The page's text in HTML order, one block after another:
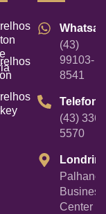
(43)
99103-
8541
Telefone
(43)
5570
Palhano
Business
Center -